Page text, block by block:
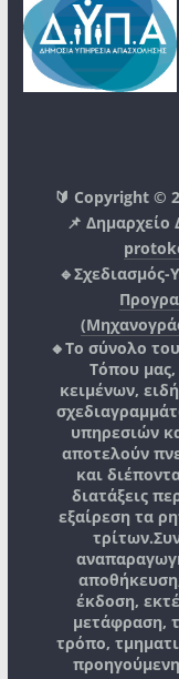
🔰 Copyright ©
📌
🔸Το σύνολο
Τόπου
κειμένων,
υπηρεσιών
αποτελούν
και
διατάξεις
εξαίρεση τα
τρίτων.
έκδοση,
μετάφραση,
τρόπο,